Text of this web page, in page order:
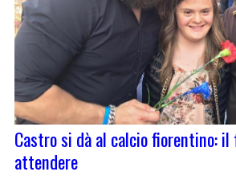
Castro si dà al calcio fiorentino:
attendere